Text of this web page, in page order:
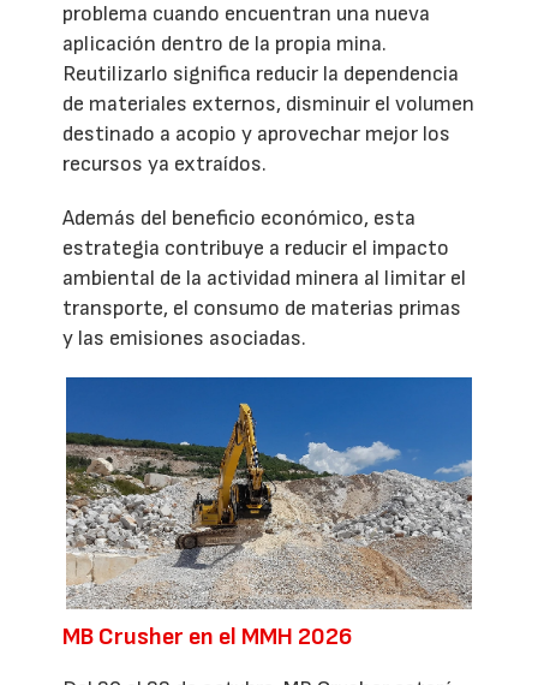
problema cuando encuentran una nueva
aplicación dentro de la propia mina.
Reutilizarlo significa reducir la dependencia
de materiales externos, disminuir el volumen
destinado a acopio y aprovechar mejor los
recursos ya extraídos.
Además del beneficio económico, esta
estrategia contribuye a reducir el impacto
ambiental de la actividad minera al limitar el
transporte, el consumo de materias primas
y las emisiones asociadas.
MB Crusher en el MMH 2026